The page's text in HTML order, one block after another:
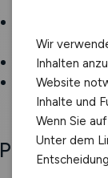
Projektteams)
Klärung
Analyse
Zulieferer)
Profil
Wir
Inhalten
Website
Inhalte und
Wenn Sie
Unter dem